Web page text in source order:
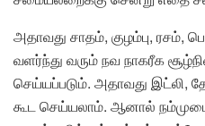
அதாவது சாதம், குழம்பு, ரசம்,
வளர்ந்து வரும் நவ நாகரீக
செய்யப்படும். அதாவது
கூட செய்யலாம். ஆனால்